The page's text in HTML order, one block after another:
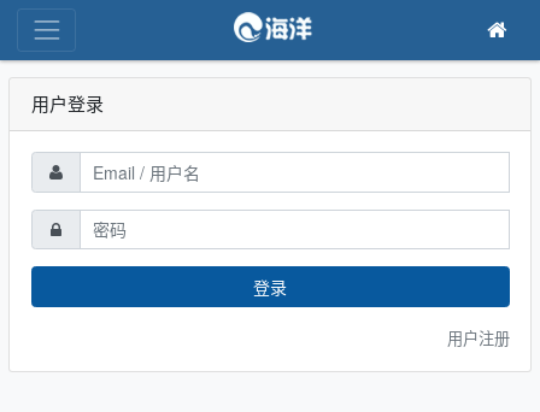
用户登录
登录
用户注册